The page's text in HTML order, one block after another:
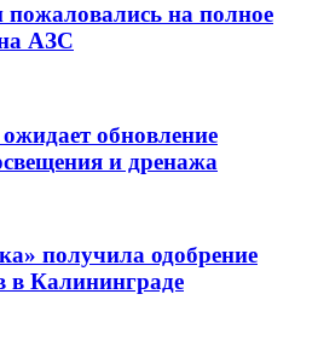
на полное
АЗС
обновление
и дренажа
получила одобрение
в Калининграде